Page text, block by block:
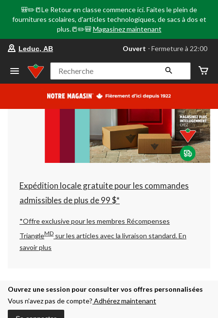
🎒✏️📒Le Retour en classe commence ici. Faites le plein de
fournitures scolaires, d'articles technologiques, de sacs à dos et
plus.📒✏️🎒 Magasinez maintenant
votre
préféré
Leduc,
AB,
courament
Fermeture
à
22:00
cliquer
pour
changer
Leduc, AB Ouvert ⋅ Fermeture à 22:00
Recherche
Expédition locale gratuite pour les commandes
admissibles de plus de 99 $*
*Offre exclusive pour les membres Récompenses
TriangleMD sur les articles avec la livraison standard.En
savoir plus
Ouvrez une session pour consulter vos offres personnalisées
Vous n’avez pas de compte? Adhérez maintenant